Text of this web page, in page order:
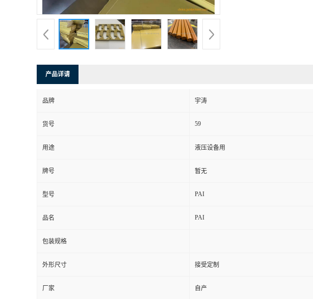
产品详请
品牌 宇涛
货号 59
用途 液压设备用
牌号 暂无
型号 PAI
品名 PAI
包装规格
外形尺寸 接受定制
厂家 自产